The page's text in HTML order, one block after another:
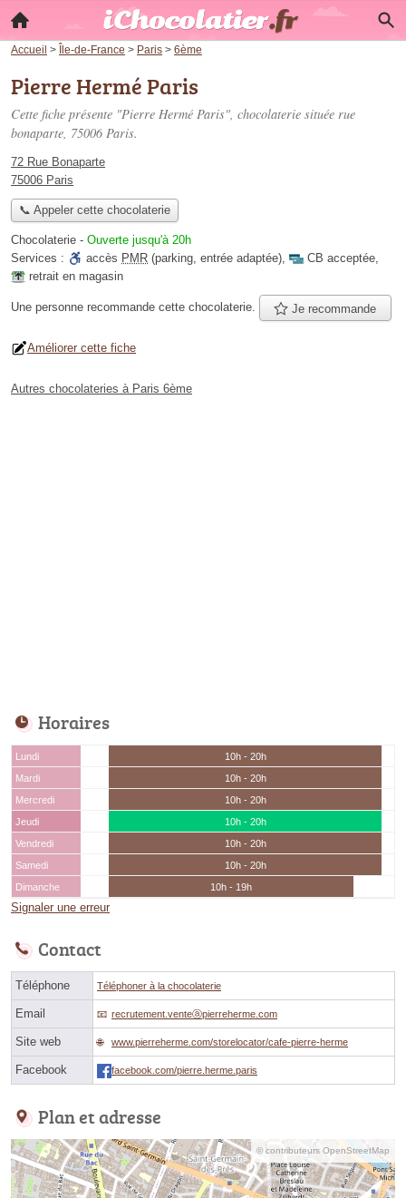
Accueil > Île-de-France > Paris > 6ème
Pierre Hermé Paris
Cette fiche présente "Pierre Hermé Paris", chocolaterie située rue
bonaparte, 75006 Paris.
72 Rue Bonaparte
75006 Paris
📞 Appeler cette chocolaterie
Chocolaterie - Ouverte jusqu'à 20h
Services :
accès PMR (parking, entrée adaptée), CB acceptée,
retrait en magasin
Une personne recommande cette chocolaterie. Je recommande
Améliorer cette fiche
Autres chocolateries à Paris 6ème
Horaires
Lundi
10h - 20h
Mardi
10h - 20h
Mercredi
10h - 20h
Jeudi
10h - 20h
Vendredi
10h - 20h
Samedi
10h - 20h
Dimanche
10h - 19h
Signaler une erreur
Contact
Téléphone Téléphoner à la chocolaterie
Email recrutement.venteⓐpierreherme.com
Site web www.pierreherme.com/storelocator/cafe-pierre-herme
Facebook facebook.com/pierre.herme.paris
Plan et adresse
© contributeurs OpenStreetMap